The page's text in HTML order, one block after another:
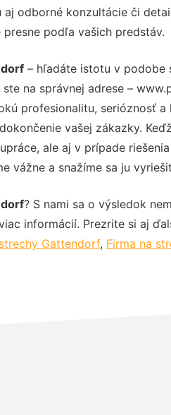
aj odborné konzultácie či
podľa vašich predstáv.
– hľadáte istotu v podobe
na správnej adrese –
profesionalitu, serióznosť
vašej zákazky.
ale aj v prípade
vážne a snažíme sa ju
? S nami sa o výsledok
informácií. Prezrite si aj
Gattendorf, Firma na